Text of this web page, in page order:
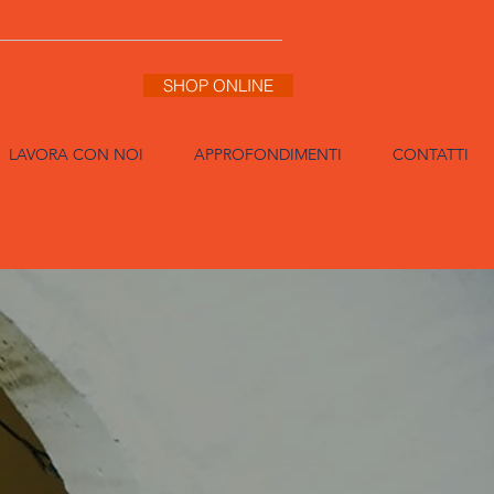
SHOP ONLINE
LAVORA CON NOI APPROFONDIMENTI CONTATTI